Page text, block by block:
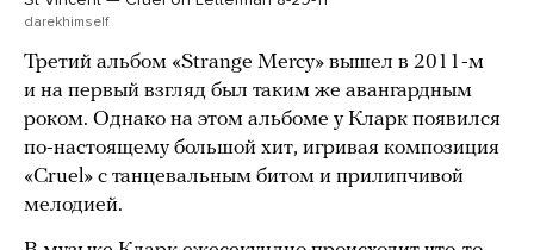
darekhimself
Третий альбом «Strange Mercy» вышел в 2011-м
и на первый взгляд был таким же авангардным
роком. Однако на этом альбоме у Кларк появился
по-настоящему большой хит, игривая композиция
«Cruel» с танцевальным битом и прилипчивой
мелодией.